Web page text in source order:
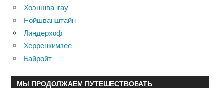
Хоэншвангау
Нойшванштайн
Линдерхоф
Херренкимзее
Байройт
МЫ ПРОДОЛЖАЕМ ПУТЕШЕСТВОВАТЬ